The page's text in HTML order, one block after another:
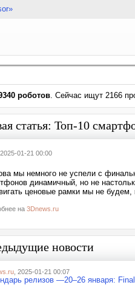
роботов. Сейчас ищут 2166
статья: Топ-10
01-21 00:00
мы немного не успели с
динамичный, но не
ценовые рамки мы не
на 3Dnews.ru
новости
, 2025-01-21 00:07
релизов —20–26 января: